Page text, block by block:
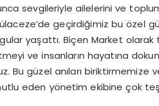
sevgileriyle ailelerini ve
geçirdiğimiz bu
yaşattı. Biçen Market
ve insanların hayatına
Bu güzel anıları biriktirmemize
eden yönetim ekibine çok